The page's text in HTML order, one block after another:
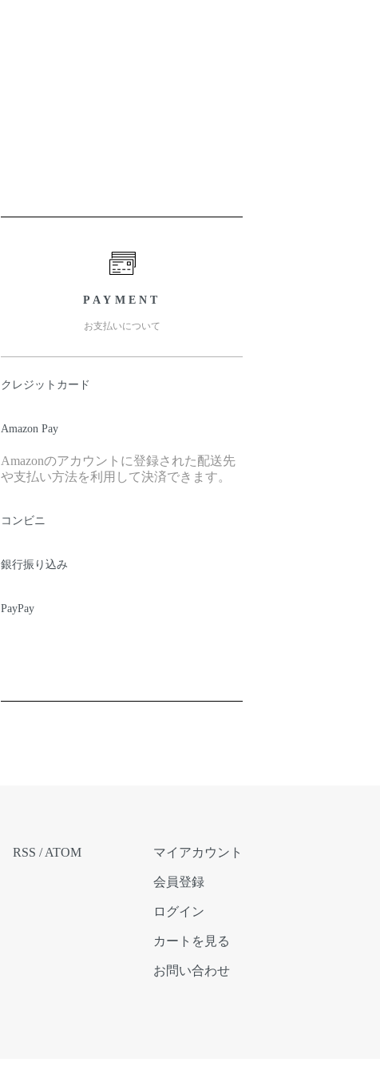
PAYMENT
お支払いについて
クレジットカード
Amazon Pay
Amazonのアカウントに登録された配送先
や支払い方法を利用して決済できます。
コンビニ
銀行振り込み
PayPay
RSS /ATOM マイアカウント
会員登録
ログイン
カートを見る
お問い合わせ